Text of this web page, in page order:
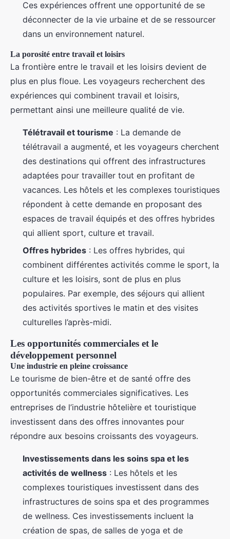
Ces expériences offrent une opportunité de se
déconnecter de la vie urbaine et de se ressourcer
dans un environnement naturel.
La porosité entre travail et loisirs
La frontière entre le travail et les loisirs devient de
plus en plus floue. Les voyageurs recherchent des
expériences qui combinent travail et loisirs,
permettant ainsi une meilleure qualité de vie.
Télétravail et tourisme : La demande de
télétravail a augmenté, et les voyageurs cherchent
des destinations qui offrent des infrastructures
adaptées pour travailler tout en profitant de
vacances. Les hôtels et les complexes touristiques
répondent à cette demande en proposant des
espaces de travail équipés et des offres hybrides
qui allient sport, culture et travail.
Offres hybrides : Les offres hybrides, qui
combinent différentes activités comme le sport, la
culture et les loisirs, sont de plus en plus
populaires. Par exemple, des séjours qui allient
des activités sportives le matin et des visites
culturelles l’après-midi.
Les opportunités commerciales et le
développement personnel
Une industrie en pleine croissance
Le tourisme de bien-être et de santé offre des
opportunités commerciales significatives. Les
entreprises de l’industrie hôtelière et touristique
investissent dans des offres innovantes pour
répondre aux besoins croissants des voyageurs.
Investissements dans les soins spa et les
activités de wellness : Les hôtels et les
complexes touristiques investissent dans des
infrastructures de soins spa et des programmes
de wellness. Ces investissements incluent la
création de spas, de salles de yoga et de